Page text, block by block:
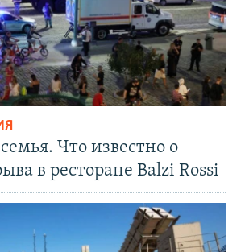
Что известно о
в ресторане Balzi Rossi